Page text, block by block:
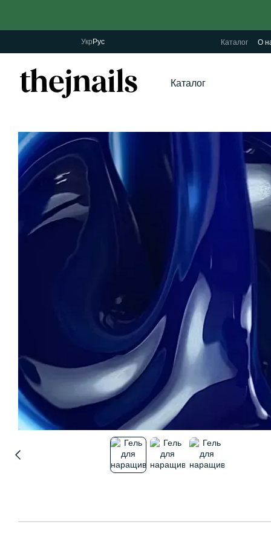
Укр Рус Каталог О
Каталог